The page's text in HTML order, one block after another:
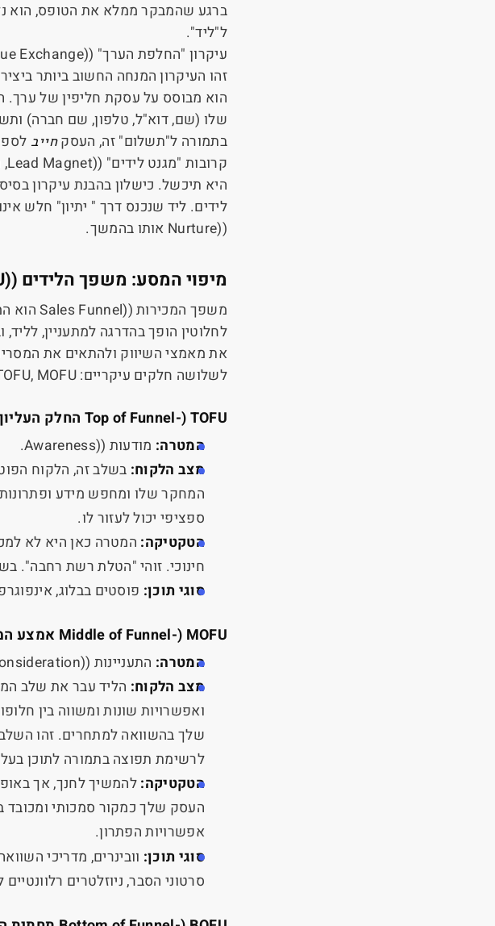
ברגע שהמבקר ממלא את הטופס, הוא
ל"ליד".
עיקרון "החלפת הערך" (Exchange)
זהו העיקרון המנחה החשוב ביותר
הוא מבוסס על עסקת חליפין של ערך.
שלו (שם, דוא"ל, טלפון, שם חברה)
בתמורה ל"תשלום" זה, העסקחייב
קרובות "מגנט לידים" (Lead Magnet)
,
היא תיכשל. כישלון בהבנת עיקרון
לידים. ליד שנכנס דרך " יתיון" חלש
(
Nurture) אותו בהמשך.
מיפוי המסע: משפך הלידים (
משפך המכירות (Sales Funnel)הוא
לחלוטין הופך בהדרגה למתעניין,
את מאמצי השיווק ולהתאים את
לשלושה חלקים עיקריים:MOFU
TOFU
(
Top of Funnel- החלק
המטרה: מודעות (Awareness)
.
מצב הלקוח: בשלב זה, הלקוח
המחקר שלו ומחפש מידע ופתרונות
ספציפי יכול לעזור לו.
הטקטיקה: המטרה כאן היא לא
חינוכי. זוהי "הטלת רשת רחבה".
סוגי תוכן: פוסטים בבלוג,
MOFU
(
Middle of Funnel- אמצע
המטרה: התעניינות (
מצב הלקוח: הליד עבר את שלב
ואפשרויות שונות ומשווה בין
שלך בהשוואה למתחרים. זהו
לרשימת תפוצה בתמורה לתוכן בעל
הטקטיקה: להמשיך לחנך, אך
העסק שלך כמקור סמכותי ומכובד
אפשרויות הפתרון.
סוגי תוכן: וובינרים, מדריכי
סרטוני הסבר, ניוזלטרים